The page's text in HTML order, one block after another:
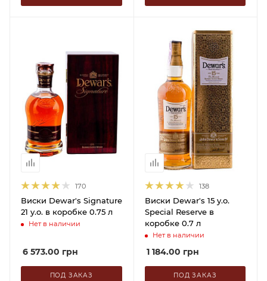
170
Виски Dewar's Signature
21 y.o. в коробке 0.75 л
Нет в наличии
6 573.00 грн
ПОД ЗАКАЗ
138
Виски Dewar's 15 y.o.
Special Reserve в
коробке 0.7 л
Нет в наличии
1 184.00 грн
ПОД ЗАКАЗ